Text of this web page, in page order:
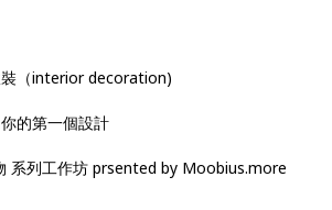
（interior decoration)
的第一個設計
系列工作坊 prsented by Moobius.more